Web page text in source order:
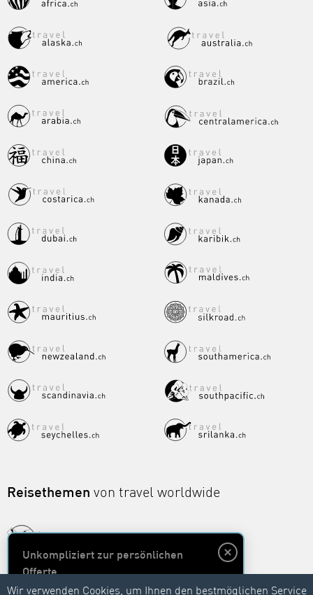
Reisethemen von travel worldwide
Wir verwenden Cookies, um Ihnen den bestmöglichen Service
Unkompliziert zur persönlichen
Offerte